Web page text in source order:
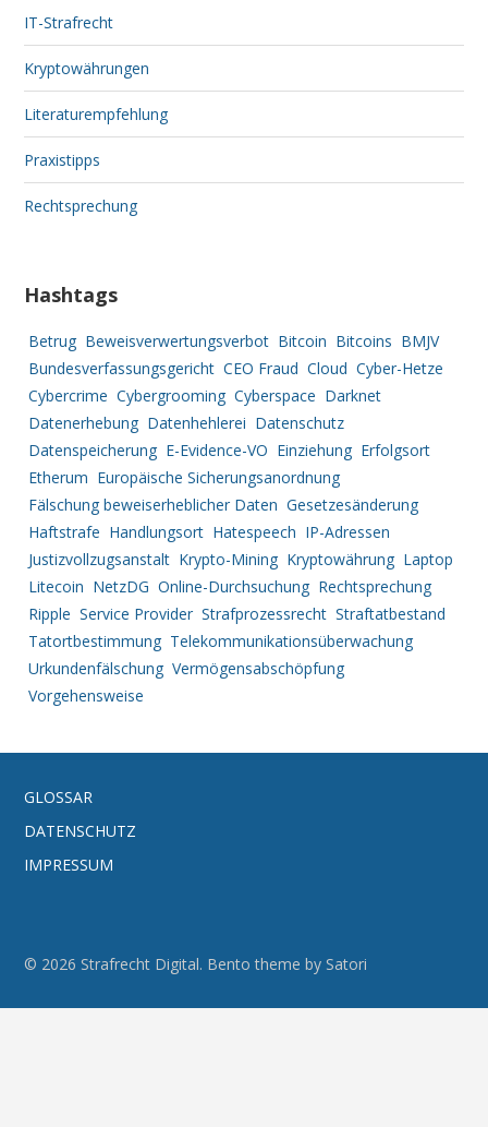
IT-Strafrecht
Kryptowährungen
Literaturempfehlung
Praxistipps
Rechtsprechung
Hashtags
Betrug Beweisverwertungsverbot Bitcoin Bitcoins BMJV
Bundesverfassungsgericht CEO Fraud Cloud Cyber-Hetze
Cybercrime Cybergrooming Cyberspace Darknet
Datenerhebung Datenhehlerei Datenschutz
Datenspeicherung E-Evidence-VO Einziehung Erfolgsort
Etherum Europäische Sicherungsanordnung
Fälschung beweiserheblicher Daten Gesetzesänderung
Haftstrafe Handlungsort Hatespeech IP-Adressen
Justizvollzugsanstalt Krypto-Mining Kryptowährung Laptop
Litecoin NetzDG Online-Durchsuchung Rechtsprechung
Ripple Service Provider Strafprozessrecht Straftatbestand
Tatortbestimmung Telekommunikationsüberwachung
Urkundenfälschung Vermögensabschöpfung
Vorgehensweise
GLOSSAR
DATENSCHUTZ
IMPRESSUM
© 2026 Strafrecht Digital. Bento theme by Satori